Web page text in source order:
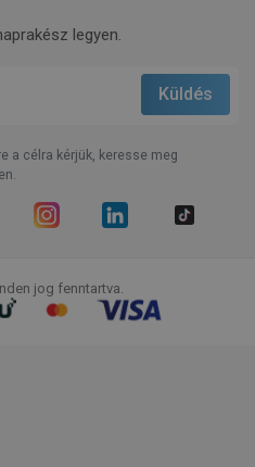
legyen.
a célra kérjük, keresse meg
jog fenntartva.